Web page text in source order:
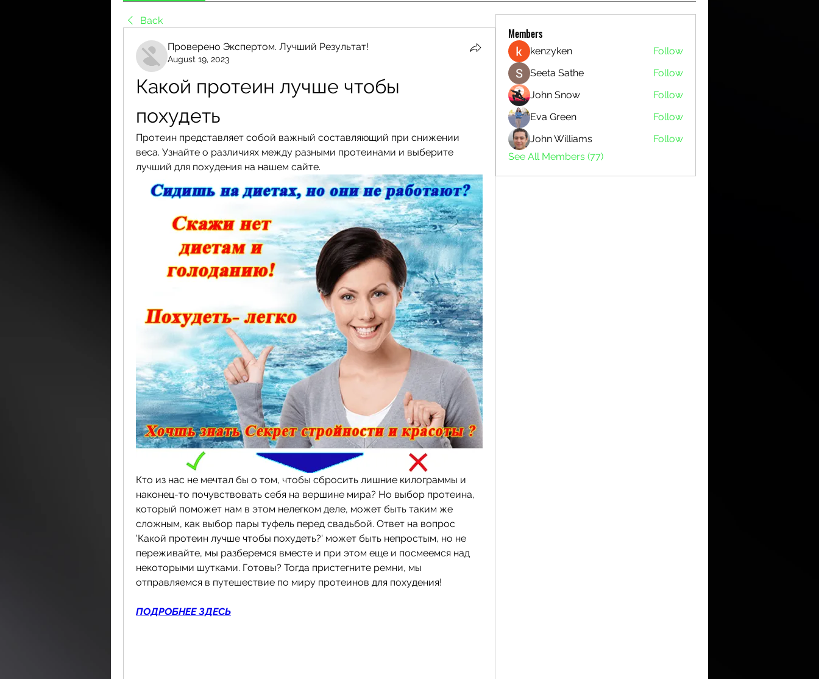
Back
Проверено Экспертом. Лучший Результат!
August 19, 2023
Какой протеин лучше чтобы
похудеть
Протеин представляет собой важный составляющий при снижении
веса. Узнайте о различиях между разными протеинами и выберите
лучший для похудения на нашем сайте.
Кто из нас не мечтал бы о том, чтобы сбросить лишние килограммы и
наконец-то почувствовать себя на вершине мира? Но выбор протеина,
который поможет нам в этом нелегком деле, может быть таким же
сложным, как выбор пары туфель перед свадьбой. Ответ на вопрос
'Какой протеин лучше чтобы похудеть?' может быть непростым, но не
переживайте, мы разберемся вместе и при этом еще и посмеемся над
некоторыми шутками. Готовы? Тогда пристегните ремни, мы
отправляемся в путешествие по миру протеинов для похудения!
ПОДРОБНЕЕ ЗДЕСЬ
Members
kenzyken
Follow
Seeta Sathe
Follow
John Snow
Follow
Eva Green
Follow
John Williams
Follow
See All Members (77)